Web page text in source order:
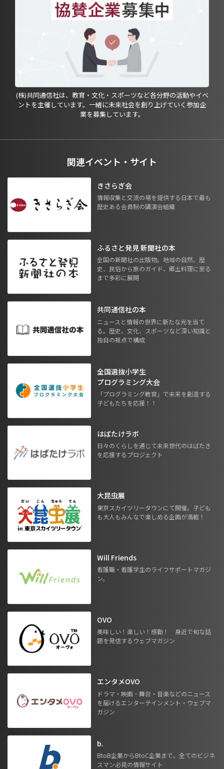
(株)共同通信社は、教育・文化・スポーツなど各分野の活動やイベ
ントを主催しています。一緒に未来社会を創り上げていく参加企
業を募集しています。
関連イベント・サイト
きさらぎ会
情報収集と交流の場を提供する日本で最も
歴史ある会員制の講演会組織
ふるさと発見 新聞社の本
全国の新聞社の出版物。地域の自然、歴
史、民俗から旅のガイド、郷土料理に至る
まで多彩に展開
共同通信社の本
ニュースと情報の世界に新たな光を当て
る。歴史、文化、スポーツなど深い知識と
独自の視点で構成
全国選抜小学生
プログラミング大会
「プログラミング教育」で未来を創造する
子どもたちを応援！！
はばたけラボ
日々のくらしを通じて未来世代のはばたき
を応援するプロジェクト
大昆虫展
東京スカイツリータウンにて開催。子ども
も大人もみんなで楽しめる企画が満載！
Will Friends
看護職・看護学生のライフサポートマガジ
ン。
OVO
美味しい！楽しい！感動！ 身近で旬な話
題を発信するウェブマガジン
エンタメOVO
ドラマ・映画・舞台・音楽などのニュース
を届けるエンターテインメント・ウェブマ
ガジン
b.
BtoB企業からBtoC企業まで。全てのビジネ
スマン必見の情報サイト